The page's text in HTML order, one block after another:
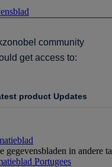
gegevensbladen in andere
Portugees